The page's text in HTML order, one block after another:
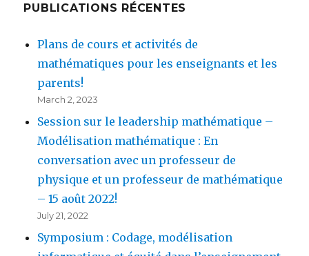
PUBLICATIONS RÉCENTES
Plans de cours et activités de
mathématiques pour les enseignants et les
parents!
March 2, 2023
Session sur le leadership mathématique –
Modélisation mathématique : En
conversation avec un professeur de
physique et un professeur de mathématique
– 15 août 2022!
July 21, 2022
Symposium : Codage, modélisation